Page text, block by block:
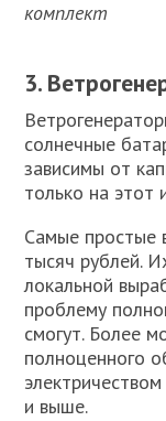
комплект
3.
солнечные
зависимы от
только на этот
Самые простые
тысяч рублей.
локальной
проблему
смогут. Более
полноценного
и выше.